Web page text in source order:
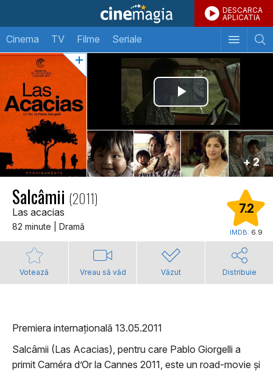
DESCARCA
APLICATIA
Cinema TV Filme Seriale
+ 2
Salcâmii (2011)
Las acacias
82 minute | Dramă
7.2
IMDB: 6.9
Votează Vreau să văd Văzut Distribuie
Premiera internațională 13.05.2011
Salcâmii (Las Acacias), pentru care Pablo Giorgelli a
primit Caméra d’Or la Cannes 2011, este un road-movie și